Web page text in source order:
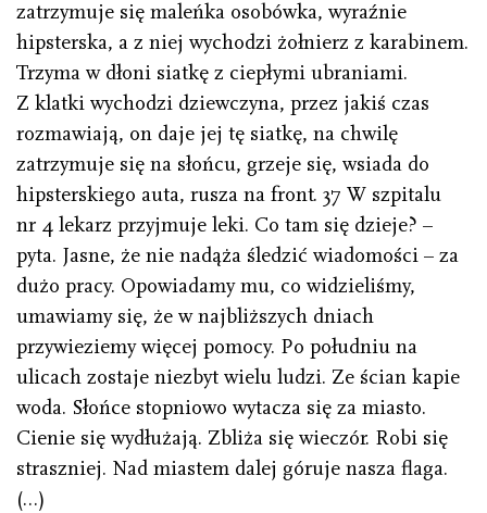
zatrzymuje się maleńka osobówka, wyraźnie
hipsterska, a z niej wychodzi żołnierz z karabinem.
Trzyma w dłoni siatkę z ciepłymi ubraniami.
Z klatki wychodzi dziewczyna, przez jakiś czas
rozmawiają, on daje jej tę siatkę, na chwilę
zatrzymuje się na słońcu, grzeje się, wsiada do
hipsterskiego auta, rusza na front. 37 W szpitalu
nr 4 lekarz przyjmuje leki. Co tam się dzieje? –
pyta. Jasne, że nie nadąża śledzić wiadomości – za
dużo pracy. Opowiadamy mu, co widzieliśmy,
umawiamy się, że w najbliższych dniach
przywieziemy więcej pomocy. Po południu na
ulicach zostaje niezbyt wielu ludzi. Ze ścian kapie
woda. Słońce stopniowo wytacza się za miasto.
Cienie się wydłużają. Zbliża się wieczór. Robi się
straszniej. Nad miastem dalej góruje nasza flaga.
(…)